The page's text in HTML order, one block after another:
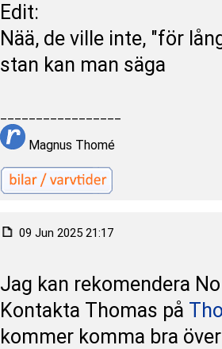
Edit:
Nää, de ville inte, "för
stan kan man säga
Magnus Thomé
09 Jun 2025 21:17
Jag kan rekomendera
Kontakta Thomas på
kommer komma bra